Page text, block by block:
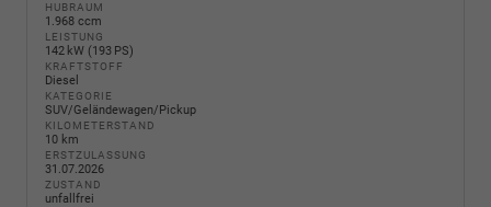
HUBRAUM
1.968 ccm
LEISTUNG
142 kW (193 PS)
KRAFTSTOFF
Diesel
KATEGORIE
SUV/Geländewagen/Pickup
KILOMETERSTAND
10 km
ERSTZULASSUNG
31.07.2026
ZUSTAND
unfallfrei